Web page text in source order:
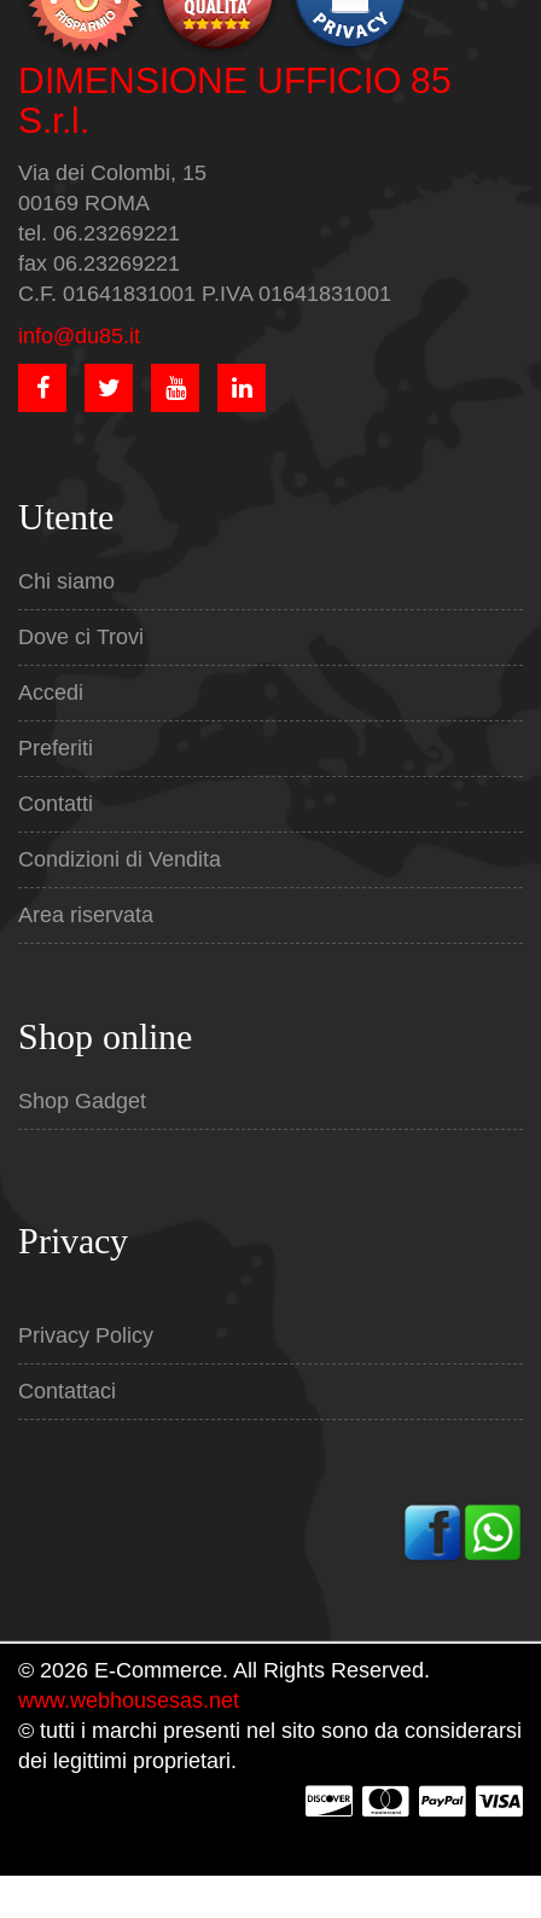
DIMENSIONE UFFICIO 85
S.r.l.
Via dei Colombi, 15
00169 ROMA
tel. 06.23269221
fax 06.23269221
C.F. 01641831001 P.IVA 01641831001
info@du85.it
Utente
Chi siamo
Dove ci Trovi
Accedi
Preferiti
Contatti
Condizioni di Vendita
Area riservata
Shop online
Shop Gadget
Privacy
Privacy Policy
Contattaci
© 2026 E-Commerce. All Rights Reserved.
www.webhousesas.net
© tutti i marchi presenti nel sito sono da considerarsi
dei legittimi proprietari.